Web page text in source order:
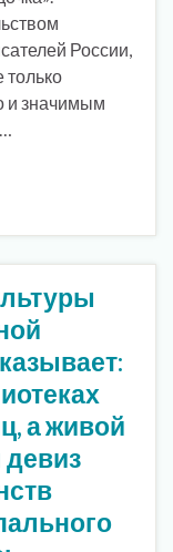
России,
только
и значимым
а живой
девиз